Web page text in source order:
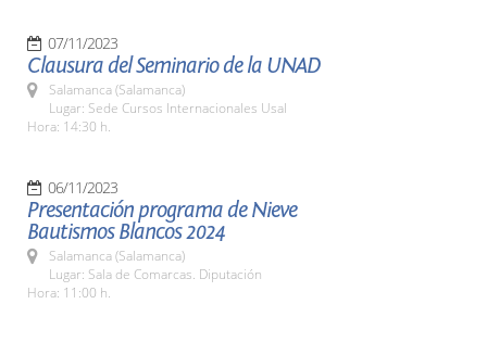
07/11/2023
Clausura del Seminario de la UNAD
Salamanca (Salamanca)
Lugar: Sede Cursos Internacionales Usal
Hora: 14:30 h.
06/11/2023
Presentación programa de Nieve
Bautismos Blancos 2024
Salamanca (Salamanca)
Lugar: Sala de Comarcas. Diputación
Hora: 11:00 h.